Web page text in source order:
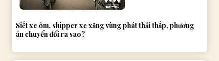
Siết xe ôm, shipper xe xăng vùng phát thải thấp, phương
án chuyển đổi ra sao?